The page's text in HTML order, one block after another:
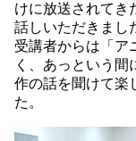
けに放送されてき
話しいただきまし
受講者からは「ア
く、あっという間
作の話を聞けて楽
た。